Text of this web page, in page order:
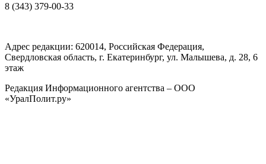
8 (343) 379-00-33
Адрес редакции: 620014, Российская Федерация,
Свердловская область, г. Екатеринбург, ул. Малышева, д. 28, 6
этаж
Редакция Информационного агентства – ООО
«УралПолит.ру»